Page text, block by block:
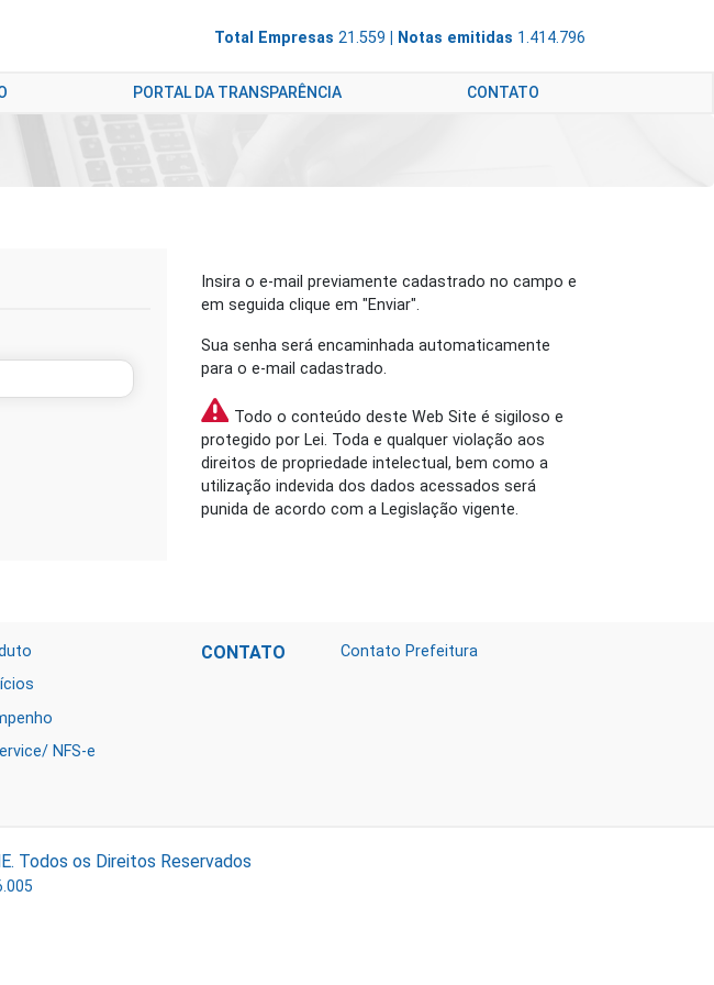
Total Empresas 21.559 | Notas emitidas 1.414.796
PORTAL DA TRANSPARÊNCIA CONTATO
Insira o e-mail previamente cadastrado no campo e
em seguida clique em "Enviar".
Sua senha será encaminhada automaticamente
para o e-mail cadastrado.
Todo o conteúdo deste Web Site é sigiloso e
protegido por Lei. Toda e qualquer violação aos
direitos de propriedade intelectual, bem como a
utilização indevida dos dados acessados será
punida de acordo com a Legislação vigente.
NFS-e
CONTATO Contato Prefeitura
Todos os Direitos Reservados